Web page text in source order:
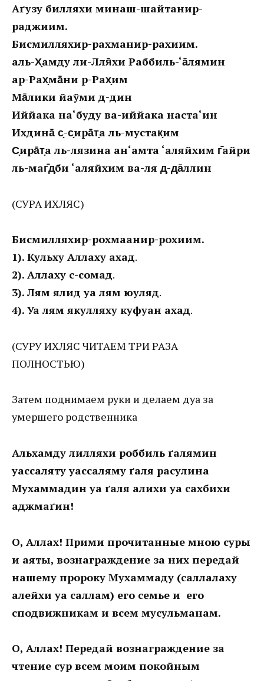
Аґузу билляхи минаш-шайтанир-
раджиим.
Бисмилляхир-рахманир-рахиим.
аль-Х̣амду ли-Лля̄хи Раббиль-‘а̄лямин
ар-Рах̣ма̄ни р-Рах̣им
Ма̄лики йаўми д-дин
Иййака на‘буду ва-иййака наста‘ин
Ихдина̄ с̣-с̣ира̄т̣а ль-мустак̣им
С̣ира̄т̣а ль-лязина ан‘амта ‘аляйхим г̄айри
ль-маг̄д̣ӯби ‘аляйхим ва-ля д̣-д̣а̄ллин
(СУРА ИХЛЯС)
Бисмилляхир-рохмаанир-рохиим.
1). Кульху Аллаху ахад.
2). Аллаху с-сомад.
3). Лям ялид уа лям юуляд.
4). Уа лям якулляху куфуан ахад.
(СУРУ ИХЛЯС ЧИТАЕМ ТРИ РАЗА
ПОЛНОСТЬЮ)
Затем поднимаем руки и делаем дуа за
умершего родственника
Альхамду лилляхи роббиль ґалямин
уассаляту уассаляму ґаля расулина
Мухаммадин уа ґаля алихи уа сахбихи
аджмаґин!
О, Аллах! Прими прочитанные мною суры
и аяты, вознаграждение за них передай
нашему пророку Мухаммаду (саллалаху
алейхи уа саллам) его семье и его
сподвижникам и всем мусульманам.
О, Аллах! Передай вознаграждение за
чтение сур всем моим покойным